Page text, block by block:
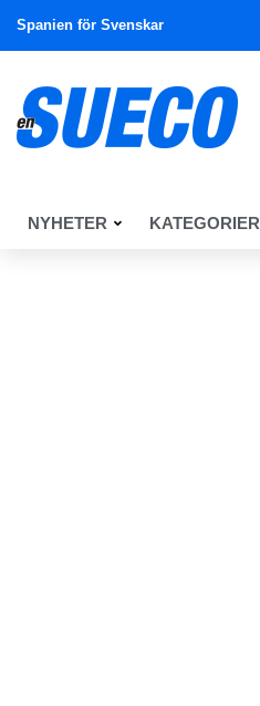
Spanien för Svenskar
NYHETER KATEGORIER